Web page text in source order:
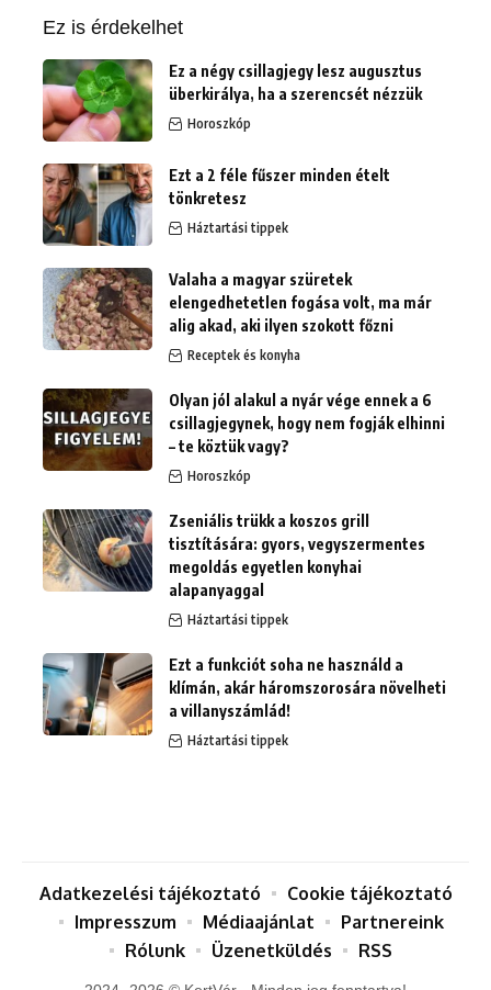
Ez is érdekelhet
Ez a négy csillagjegy lesz augusztus
überkirálya, ha a szerencsét nézzük
Horoszkóp
Ezt a 2 féle fűszer minden ételt
tönkretesz
Háztartási tippek
Valaha a magyar szüretek
elengedhetetlen fogása volt, ma már
alig akad, aki ilyen szokott főzni
Receptek és konyha
Olyan jól alakul a nyár vége ennek a 6
csillagjegynek, hogy nem fogják elhinni
– te köztük vagy?
Horoszkóp
Zseniális trükk a koszos grill
tisztítására: gyors, vegyszermentes
megoldás egyetlen konyhai
alapanyaggal
Háztartási tippek
Ezt a funkciót soha ne használd a
klímán, akár háromszorosára növelheti
a villanyszámlád!
Háztartási tippek
Adatkezelési tájékoztató
Cookie tájékoztató
Impresszum
Médiaajánlat
Partnereink
Rólunk
Üzenetküldés RSS